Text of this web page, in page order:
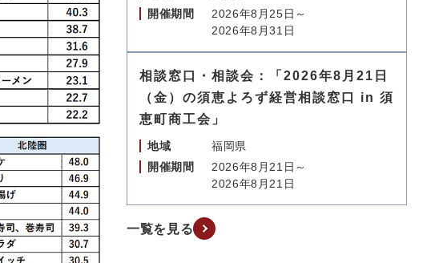
開催期間
2026年8月25日～
2026年8月31日
相談窓口・相談会：「2026年8月21日
（金）の須恵よろず経営相談窓口 in 須
恵町商工会」
地域
福岡県
開催期間
2026年8月21日～
2026年8月21日
一覧を見る